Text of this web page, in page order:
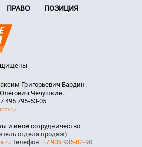
ПРАВО ПОЗИЦИЯ
Григорьевич Бардин.
Чечушкин.
495 795-53-05
и иное сотрудничество:
отдела продаж)
Телефон: +7 909 936-02-90